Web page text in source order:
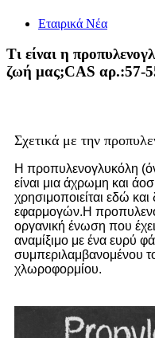
Εταιρικά Νέα
Τι είναι η
ζωή μας;CAS αρ.:57-
Σχετικά με την
Η προπυλενογλυκόλη
είναι μια άχρωμη και
χρησιμοποιείται εδώ
εφαρμογών.Η
οργανική ένωση που
αναμίξιμο με ένα ευρύ
συμπεριλαμβανομένου
χλωροφορμίου.